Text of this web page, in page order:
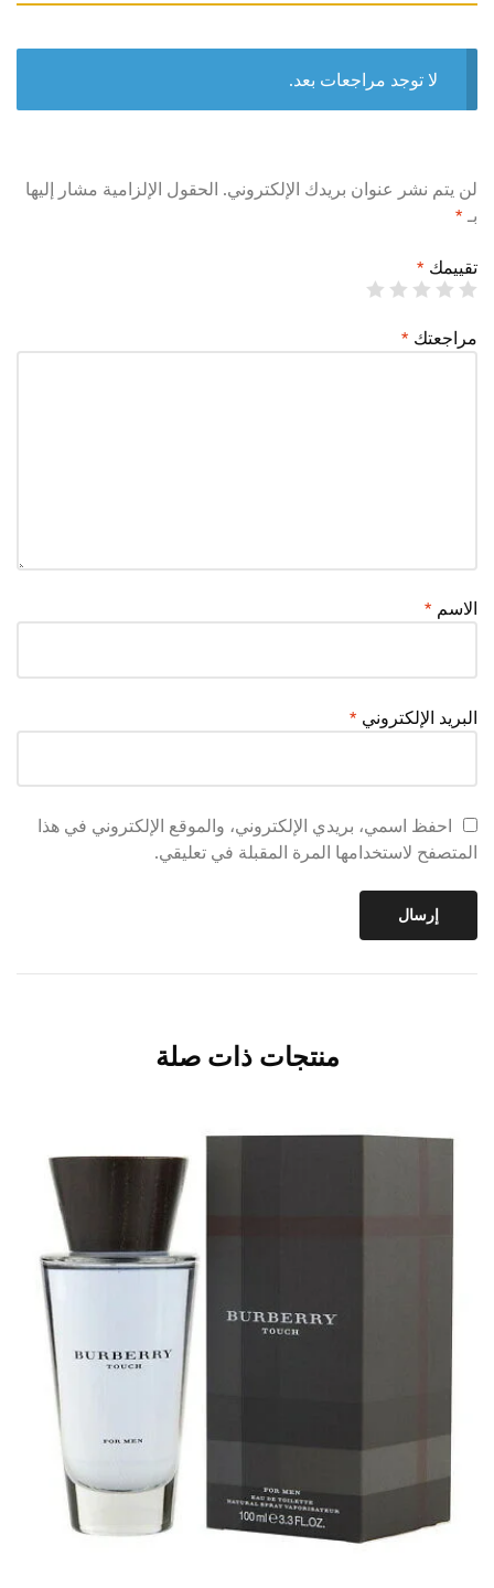
لا توجد مراجعات بعد.
لن يتم نشر عنوان بريدك الإلكتروني. الحقول الإلزامية مشار إليها
بـ *
تقييمك *
مراجعتك *
الاسم *
البريد الإلكتروني *
احفظ اسمي، بريدي الإلكتروني، والموقع الإلكتروني في هذا
المتصفح لاستخدامها المرة المقبلة في تعليقي.
منتجات ذات صلة